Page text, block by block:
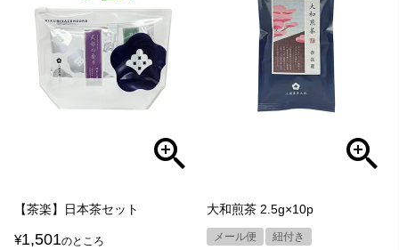
【茶楽】日本茶セット
¥1,501のところ
大和煎茶 2.5g×10p
メール便 紐付き